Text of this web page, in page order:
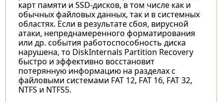
карт памяти и SSD-дисков, в том числе как и
обычных файловых данных, так и в системных
областях. Если в результате сбоя, вирусной
атаки, непреднамеренного форматирования
или др. события работоспособность диска
нарушена, то DiskInternals Partition Recovery
быстро и эффективно восстановит
потерянную информацию на разделах с
файловыми системами FAT 12, FAT 16, FAT 32,
NTFS и NTFS5.